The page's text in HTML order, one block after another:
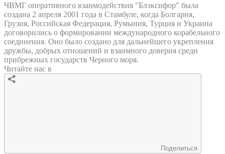
ЧВМГ оперативного взаимодействия "Блэксифор" была
создана 2 апреля 2001 года в Стамбуле, когда Болгария,
Грузия, Российская Федерация, Румыния, Турция и Украина
договорились о формировании международного корабельного
соединения. Оно было создано для дальнейшего укрепления
дружбы, добрых отношений и взаимного доверия среди
прибрежных государств Черного моря.
Читайте нас в
Поделиться